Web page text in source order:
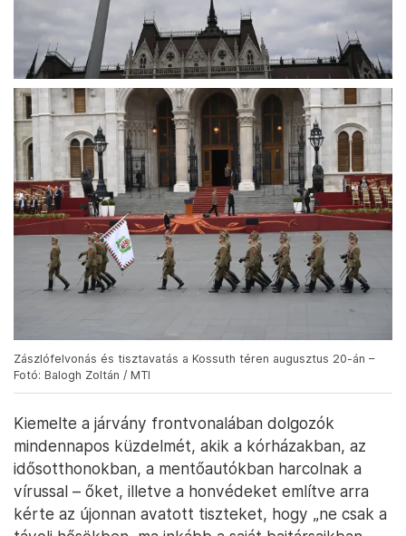
Zászlófelvonás és tisztavatás a Kossuth téren augusztus 20-án –
Fotó: Balogh Zoltán / MTI
Kiemelte a járvány frontvonalában dolgozók
mindennapos küzdelmét, akik a kórházakban, az
idősotthonokban, a mentőautókban harcolnak a
vírussal – őket, illetve a honvédeket említve arra
kérte az újonnan avatott tiszteket, hogy „ne csak a